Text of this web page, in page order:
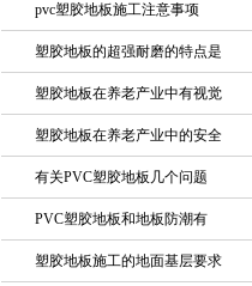
pvc塑胶地板施工注意事项
塑胶地板的超强耐磨的特点是
塑胶地板在养老产业中有视觉
塑胶地板在养老产业中的安全
有关PVC塑胶地板几个问题
PVC塑胶地板和地板防潮有
塑胶地板施工的地面基层要求